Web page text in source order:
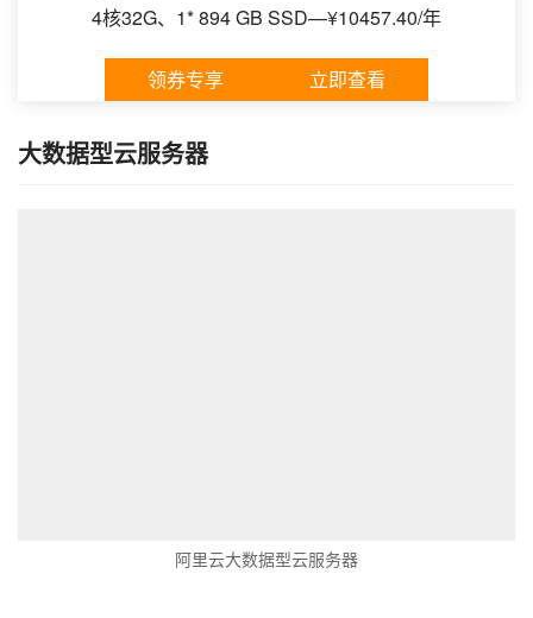
4核32G、1* 894 GB SSD—¥10457.40/年
领券专享 立即查看
大数据型云服务器
阿里云大数据型云服务器